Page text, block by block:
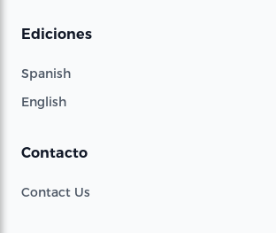
Ediciones
Spanish
English
Contacto
Contact Us